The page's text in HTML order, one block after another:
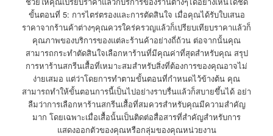
ขั้นตอนที่ 5: การไตร่ตรองและการตัดสินใจ เมื่อคุณได้รับใบเสนอ
ราคาจากร้านค้าต่างๆคุณควรใคร่ครวญแล้วก็เปรียบเทียบราคาแล้วก็
คุณภาพของบริการของแต่ละร้านค้าอย่างถี่ถ้วน ต่อจากนั้นคุณ
สามารถกระทำตัดสินใจเลือกหาร้านที่มีคุณค่าที่สุดสำหรับคุณ สรุป
การหาร้านสกรีนเสื้อที่เหมาะสมสำหรับสิ่งที่ต้องการของคุณอาจไม่
ง่ายเสมอ แต่ว่าโดยการทำตามขั้นตอนที่กำหนดไว้ข้างต้น คุณ
สามารถทำให้ขั้นตอนการนี้เป็นไปอย่างราบรื่นแล้วก็สบายขึ้นได้ อย่า
ลืมว่าการเลือกหาร้านสกรีนเสื้อที่สมควรสำหรับคุณมีความสำคัญ
มาก โดยเฉพาะเมื่อเสื้อนั้นเป็นติดต่อสื่อสารที่สำคัญสำหรับการ
แสดงออกตัวของคุณหรือกลุ่มของคุณหน่วยงาน